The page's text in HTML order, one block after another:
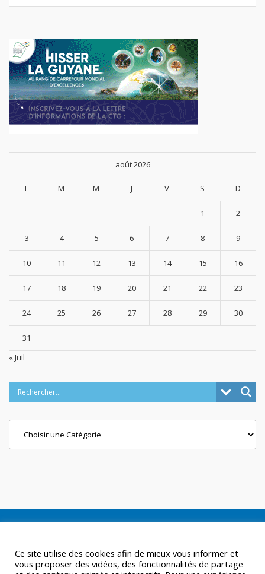
août 2026
L M M J V S D
1 2
3 4 5 6 7 8 9
10 11 12 13 14 15 16
17 18 19 20 21 22 23
24 25 26 27 28 29 30
31
« Juil
Ce site utilise des cookies afin de mieux vous informer et
vous proposer des vidéos, des fonctionnalités de partage